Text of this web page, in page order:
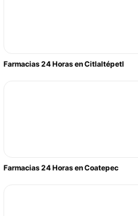
Farmacias 24 Horas en Citlaltépetl
Farmacias 24 Horas en Coatepec